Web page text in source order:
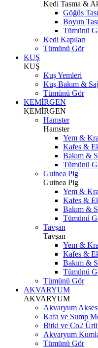
Kedi Tasma &
Göğüs
Boyun
Tümünü
Kedi Kapıları
Tümünü Gör
KUŞ
KUŞ
Kuş Yemleri
Kuş Bakım &
Tümünü Gör
KEMİRGEN
KEMİRGEN
Hamster
Hamster
Yem &
Kafes &
Bakım &
Tümünü
Guinea Pig
Guinea Pig
Yem &
Kafes &
Bakım &
Tümünü
Tavşan
Tavşan
Yem &
Kafes &
Bakım &
Tümünü
Tümünü Gör
AKVARYUM
AKVARYUM
Akvaryum
Kafa ve Sump
Bitki ve Co2
Akvaryum
Tümünü Gör